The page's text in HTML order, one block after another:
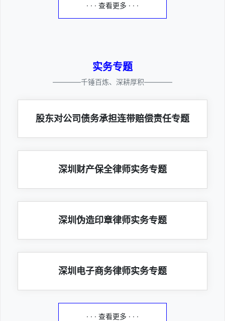
· · · 查看更多 · · ·
实务专题
————千锤百炼、深耕厚积————
股东对公司债务承担连带赔偿责任专题
深圳财产保全律师实务专题
深圳伪造印章律师实务专题
深圳电子商务律师实务专题
· · · 查看更多 · · ·